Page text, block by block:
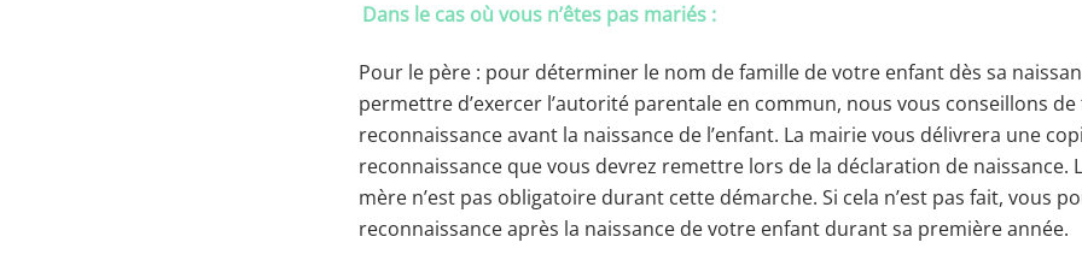
Dans le cas où vous n’êtes pas mariés :
Pour le père : pour déterminer le nom de famille de votre enfant dès sa
permettre d’exercer l’autorité parentale en commun, nous vous conseillons de
reconnaissance avant la naissance de l’enfant. La mairie vous délivrera une
reconnaissance que vous devrez remettre lors de la déclaration de naissance.
mère n’est pas obligatoire durant cette démarche. Si cela n’est pas fait, vous
reconnaissance après la naissance de votre enfant durant sa première année.